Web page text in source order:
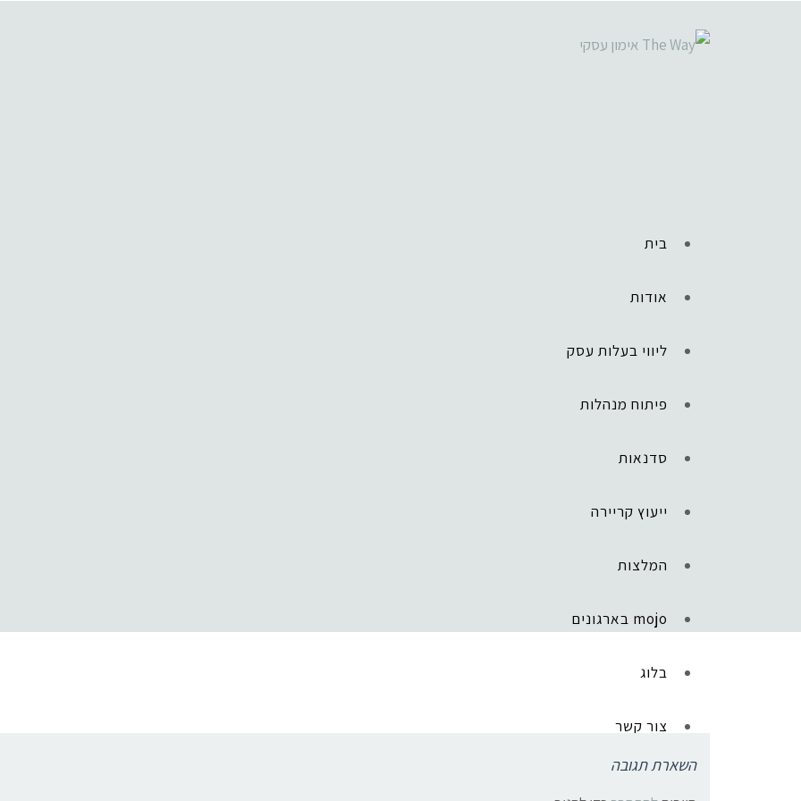
בית
אודות
ליווי בעלות עסק
פיתוח מנהלות
סדנאות
ייעוץ קריירה
המלצות
mojo בארגונים
בלוג
צור קשר
ראשי»השראה»פסח 2024
השארת תגובה